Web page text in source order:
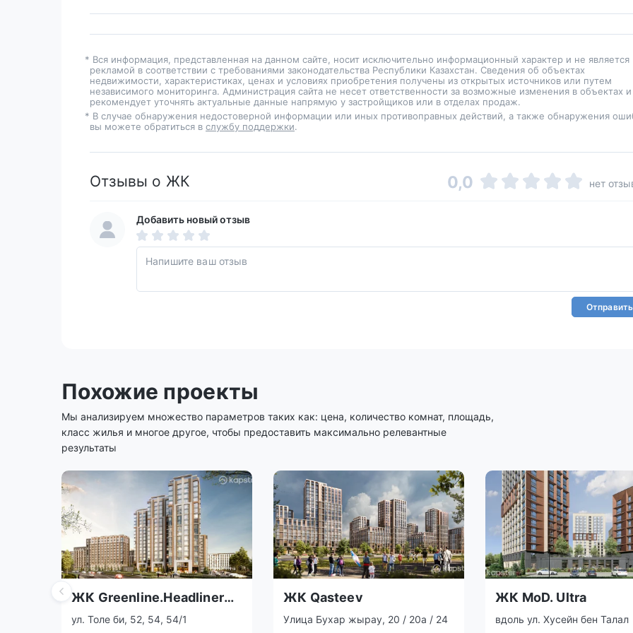
* Вся информация, представленная на данном сайте, носит исключительно информационный характер и не является
рекламой в соответствии с требованиями законодательства Республики Казахстан. Сведения об объектах
недвижимости, характеристиках, ценах и условиях приобретения получены из открытых источников или путем
независимого мониторинга. Администрация сайта не несет ответственности за возможные изменения в объектах и
рекомендует уточнять актуальные данные напрямую у застройщиков или в отделах продаж.
* В случае обнаружения недостоверной информации или иных противоправных действий, а также обнаружения
вы можете обратиться в службу поддержки.
Отзывы о ЖК 0,0 нет
Добавить новый отзыв
Отправить
Похожие проекты
Мы анализируем множество параметров таких как: цена, количество комнат, площадь,
класс жилья и многое другое, чтобы предоставить максимально релевантные
результаты
ЖК Greenline.Headliner
Exclusive
ул. Толе би, 52, 54, 54/1
ЖК Qasteev
Улица Бухар жырау, 20 / 20a / 24
ЖК MoD. Ultra
вдоль ул. Хусейн бен Талал